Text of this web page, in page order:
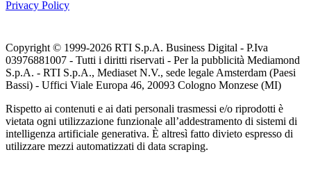
Privacy Policy
Copyright © 1999-2026 RTI S.p.A. Business Digital - P.Iva
03976881007 - Tutti i diritti riservati - Per la pubblicità Mediamond
S.p.A. - RTI S.p.A., Mediaset N.V., sede legale Amsterdam (Paesi
Bassi) - Uffici Viale Europa 46, 20093 Cologno Monzese (MI)
Rispetto ai contenuti e ai dati personali trasmessi e/o riprodotti è
vietata ogni utilizzazione funzionale all’addestramento di sistemi di
intelligenza artificiale generativa. È altresì fatto divieto espresso di
utilizzare mezzi automatizzati di data scraping.